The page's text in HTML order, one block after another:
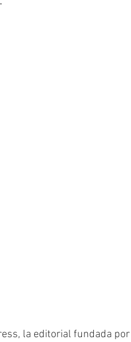
la editorial fundada